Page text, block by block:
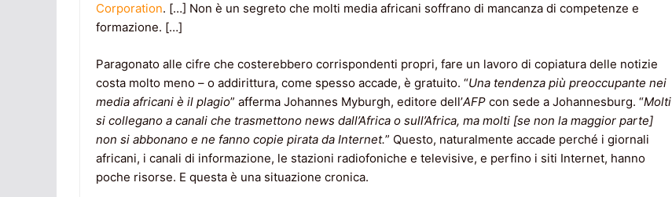
Corporation. […] Non è un segreto che molti media africani soffrano di mancanza di competenze e
formazione. […]
Paragonato alle cifre che costerebbero corrispondenti propri, fare un lavoro di copiatura delle notizie
costa molto meno – o addirittura, come spesso accade, è gratuito. “Una tendenza più preoccupante nei
media africani è il plagio” afferma Johannes Myburgh, editore dell’AFP con sede a Johannesburg. “Molti
si collegano a canali che trasmettono news dall’Africa o sull’Africa, ma molti [se non la maggior parte]
non si abbonano e ne fanno copie pirata da Internet.” Questo, naturalmente accade perché i giornali
africani, i canali di informazione, le stazioni radiofoniche e televisive, e perfino i siti Internet, hanno
poche risorse. E questa è una situazione cronica.